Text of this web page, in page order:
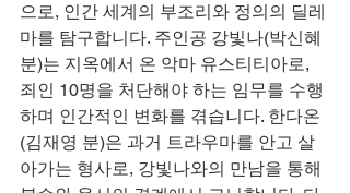
으로, 인간 세계의 부조리와 정의의 딜레
마를 탐구합니다. 주인공 강빛나(박신혜
분)는 지옥에서 온 악마 유스티티아로,
죄인 10명을 처단해야 하는 임무를 수행
하며 인간적인 변화를 겪습니다. 한다온
(김재영 분)은 과거 트라우마를 안고 살
아가는 형사로, 강빛나와의 만남을 통해